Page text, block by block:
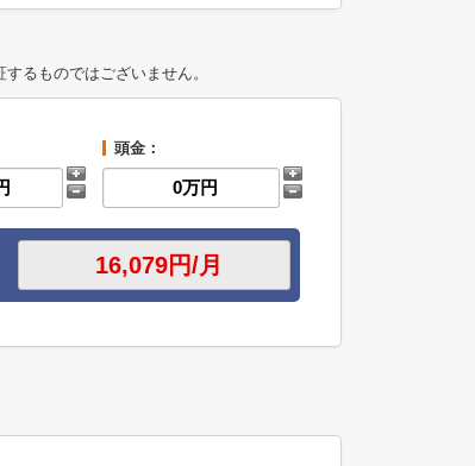
るものではございません。
頭金：